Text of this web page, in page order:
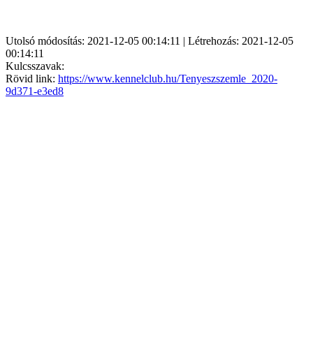
Utolsó módosítás: 2021-12-05 00:14:11 | Létrehozás: 2021-12-05
00:14:11
Kulcsszavak:
Rövid link: https://www.kennelclub.hu/Tenyeszszemle_2020-
9d371-e3ed8